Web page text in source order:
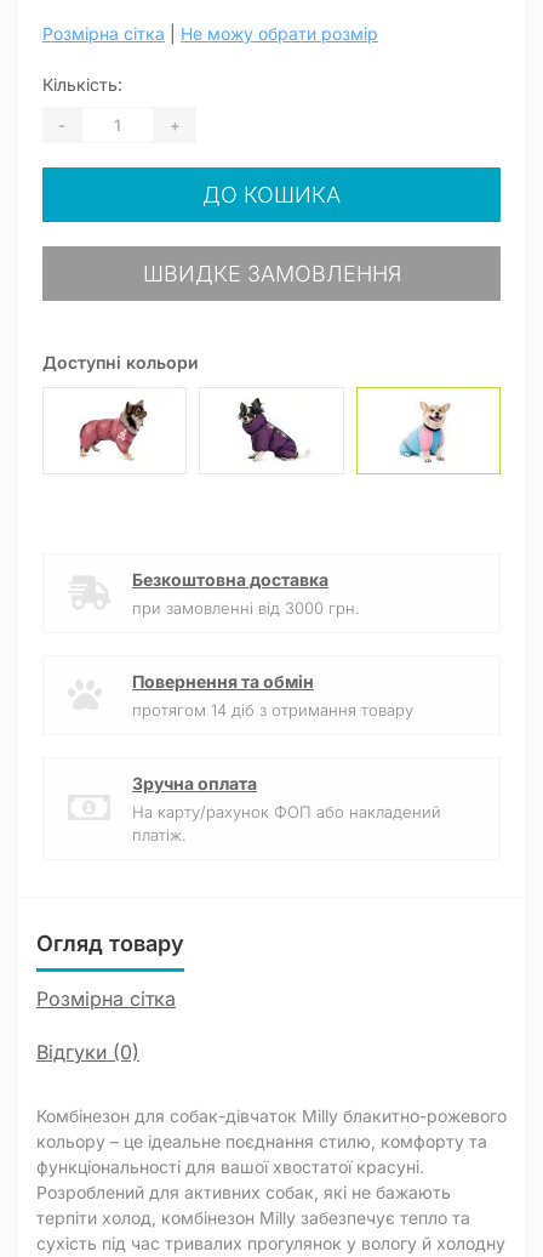
Доступні кольори
Розмірна сітка Не можу обрати розмір
Кількість:
- +
ДО КОШИКА
ШВИДКЕ ЗАМОВЛЕННЯ
Безкоштовна доставка
при замовленні від 3000 грн.
Повернення та обмін
протягом 14 діб з отримання товару
Зручна оплата
На карту/рахунок ФОП або накладений
платіж.
Огляд товару
Розмірна сітка
Відгуки (0)
Комбінезон для собак-дівчаток Milly блакитно-рожевого
кольору – це ідеальне поєднання стилю, комфорту та
функціональності для вашої хвостатої красуні.
Розроблений для активних собак, які не бажають
терпіти холод, комбінезон Milly забезпечує тепло та
сухість під час тривалих прогулянок у вологу й холодну